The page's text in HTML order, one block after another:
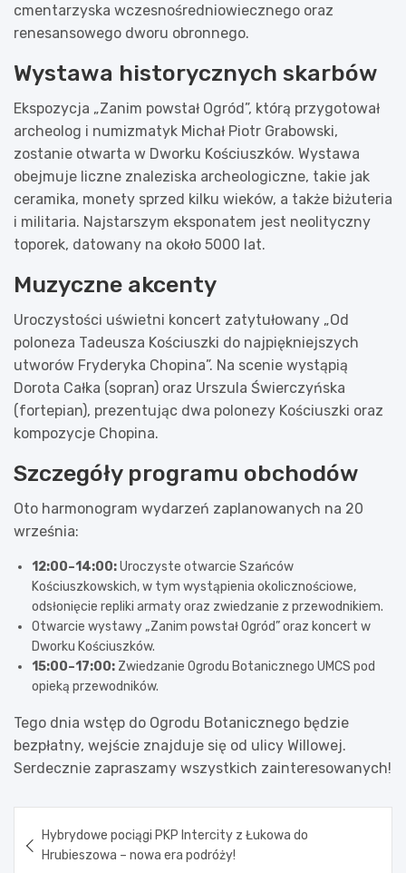
cmentarzyska wczesnośredniowiecznego oraz
renesansowego dworu obronnego.
Wystawa historycznych skarbów
Ekspozycja „Zanim powstał Ogród”, którą przygotował
archeolog i numizmatyk Michał Piotr Grabowski,
zostanie otwarta w Dworku Kościuszków. Wystawa
obejmuje liczne znaleziska archeologiczne, takie jak
ceramika, monety sprzed kilku wieków, a także biżuteria
i militaria. Najstarszym eksponatem jest neolityczny
toporek, datowany na około 5000 lat.
Muzyczne akcenty
Uroczystości uświetni koncert zatytułowany „Od
poloneza Tadeusza Kościuszki do najpiękniejszych
utworów Fryderyka Chopina”. Na scenie wystąpią
Dorota Całka (sopran) oraz Urszula Świerczyńska
(fortepian), prezentując dwa polonezy Kościuszki oraz
kompozycje Chopina.
Szczegóły programu obchodów
Oto harmonogram wydarzeń zaplanowanych na 20
września:
12:00–14:00:Uroczyste otwarcie Szańców
Kościuszkowskich, w tym wystąpienia okolicznościowe,
odsłonięcie repliki armaty oraz zwiedzanie z przewodnikiem.
Otwarcie wystawy „Zanim powstał Ogród” oraz koncert w
Dworku Kościuszków.
15:00–17:00: Zwiedzanie Ogrodu Botanicznego UMCS pod
opieką przewodników.
Tego dnia wstęp do Ogrodu Botanicznego będzie
bezpłatny, wejście znajduje się od ulicy Willowej.
Serdecznie zapraszamy wszystkich zainteresowanych!
wpisu
Hybrydowe pociągi PKP Intercity z Łukowa do
Hrubieszowa – nowa era podróży!